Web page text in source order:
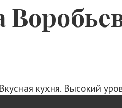
кухня. Высокий